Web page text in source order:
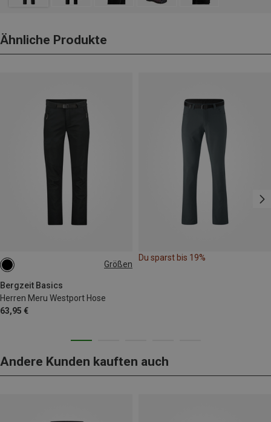
Ähnliche Produkte
Größen
Bergzeit Basics
Herren Meru Westport Hose
63,95 €
S XXL
Du sparst bis 19%
Andere Kunden kauften auch